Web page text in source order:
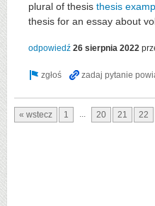
plural of thesis thesis
thesis for an essay about
odpowiedź 26 sierpnia 2022
« wstecz 1 ... 20 21 22